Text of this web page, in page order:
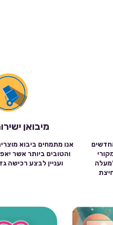
מיבואן
אנו מתמחים ביבוא
והטובים ביותר אשר
ועניין לבצע רכישה